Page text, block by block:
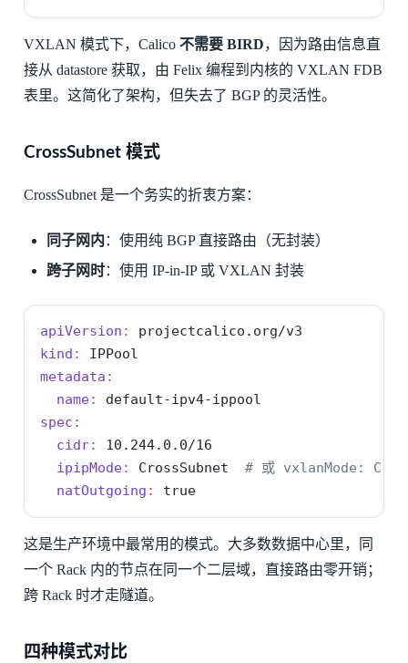
VXLAN 模式下，Calico 不需要 BIRD，因为路由信息直
接从 datastore 获取，由 Felix 编程到内核的 VXLAN FDB
表里。这简化了架构，但失去了 BGP 的灵活性。
CrossSubnet 模式
CrossSubnet 是一个务实的折衷方案：
同子网内 ：使用纯 BGP 直接路由（无封装）
跨子网时：使用 IP-in-IP 或 VXLAN 封装
apiVersion :
projectcalico.org/v3
kind :
IPPool
metadata :
name:
default-ipv4-ippool
spec :
cidr:
10.244.0.0/16
ipipMode: CrossSubnet
# 或 vxlanMode:
natOutgoing : true
这是生产环境中最常用的模式。大多数数据中心里，同
一个 Rack 内的节点在同一个二层域，直接路由零开销；
跨 Rack 时才走隧道。
四种模式对比